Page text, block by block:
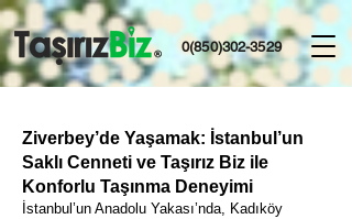
0(850)302-3529
Ziverbey’de Yaşamak: İstanbul’un
Saklı Cenneti ve Taşırız Biz ile
Konforlu Taşınma Deneyimi
İstanbul’un Anadolu Yakası’nda, Kadıköy